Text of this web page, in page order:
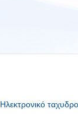
Ηλεκτρονικό